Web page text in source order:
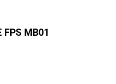
FPS MB01